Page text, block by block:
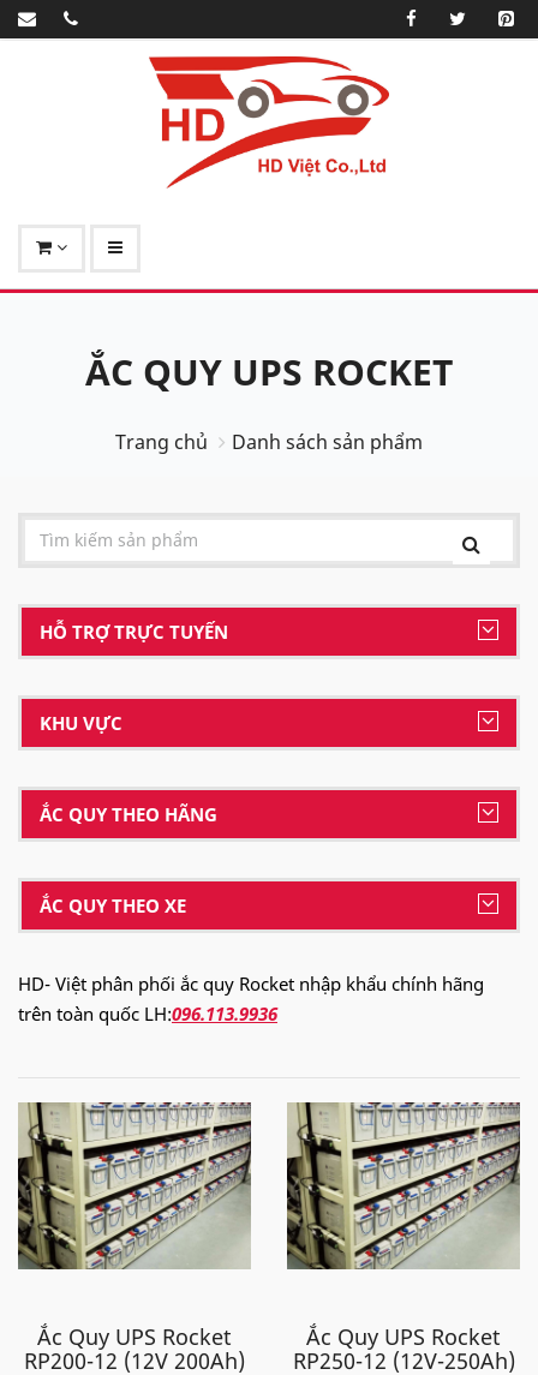
ẮC QUY UPS ROCKET
Trang chủ Danh sách sản phẩm
HỖ TRỢ TRỰC TUYẾN
KHU VỰC
ẮC QUY THEO HÃNG
ẮC QUY THEO XE
HD- Việt phân phối ắc quy Rocket nhập khẩu chính hãng
trên toàn quốc LH:096.113.9936
Ắc Quy UPS Rocket
RP200-12 (12V 200Ah)
Ắc Quy UPS Rocket
RP250-12 (12V-250Ah)